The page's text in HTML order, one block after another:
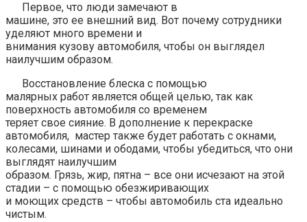
Первое, что люди замечают в
машине, это ее внешний вид. Вот почему сотрудники
уделяют много времени и
внимания кузову автомобиля, чтобы он выглядел
наилучшим образом.
Восстановление блеска с помощью
малярных работ является общей целью, так как
поверхность автомобиля со временем
теряет свое сияние. В дополнение к перекраске
автомобиля, мастер также будет работать с окнами,
колесами, шинами и ободами, чтобы убедиться, что они
выглядят наилучшим
образом. Грязь, жир, пятна – все они исчезают на этой
стадии – с помощью обезжиривающих
и моющих средств – чтобы автомобиль ста идеально
чистым.